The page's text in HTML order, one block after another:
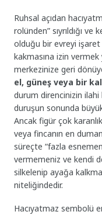
Ruhsal açıdan
rolünden” sıyrıldığı ve
olduğu bir evreyi işaret
kakmasına izin
merkezinize geri
el, güneş veya bir
durum direncinizin
duruşun sonunda
Ancak figür çok
veya fincanın en
süreçte “fazla
vermemeniz ve kendi
silkelenip ayağa
niteliğindedir.
Hacıyatmaz sembolü